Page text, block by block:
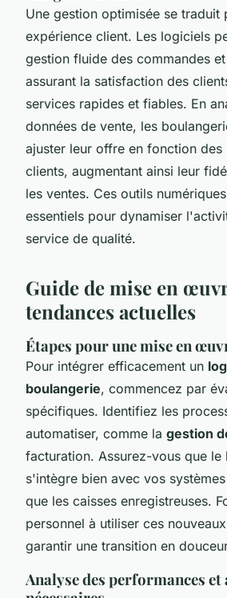
Une gestion optimisée se traduit
expérience client. Les logiciels
gestion fluide des commandes
assurant la satisfaction des
services rapides et fiables. En
données de vente, les
ajuster leur offre en fonction des
clients, augmentant ainsi leur
les ventes. Ces outils
essentiels pour dynamiser
service de qualité.
Guide de mise en
tendances actuelles
Étapes pour une mise en
Pour intégrer efficacement un
boulangerie, commencez par
spécifiques. Identifiez les
automatiser, comme la gestion
facturation. Assurez-vous que le
s'intègre bien avec vos
que les caisses enregistreuses.
personnel à utiliser ces
garantir une transition en
Analyse des performances